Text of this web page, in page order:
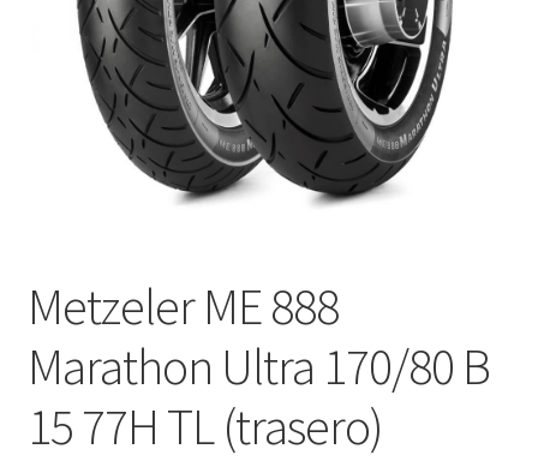
Metzeler ME 888
Marathon Ultra 170/80 B
15 77H TL (trasero)